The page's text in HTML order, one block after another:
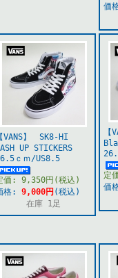
価
【VANS】 SK8-HI
UP STICKERS
ｃｍ/US8.5
価: 9,350円(税込)
格: 9,000円 (税込)
在庫 1足
定
価